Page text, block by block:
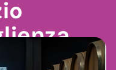
Ilaria Anelli